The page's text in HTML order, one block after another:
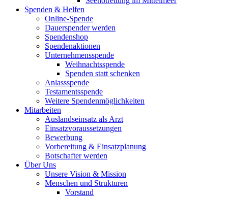
Spenden & Helfen
Online-Spende
Dauerspender werden
Spendenshop
Spendenaktionen
Unternehmens­spende
Weihnachtsspende
Spenden statt schenken
Anlassspende
Testamentsspende
Weitere Spenden­möglichkeiten
Mitarbeiten
Auslandseinsatz als Arzt
Einsatzvoraussetzungen
Bewerbung
Vorbereitung & Einsatzplanung
Botschafter werden
Über Uns
Unsere Vision & Mission
Menschen und Strukturen
Vorstand